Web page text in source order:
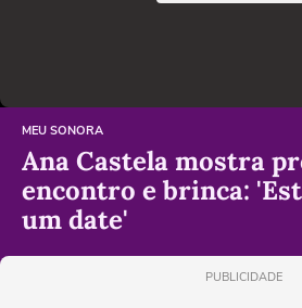
MEU SONORA
Ana Castela mostra
encontro e brinca:
um date'
PUBLICIDADE